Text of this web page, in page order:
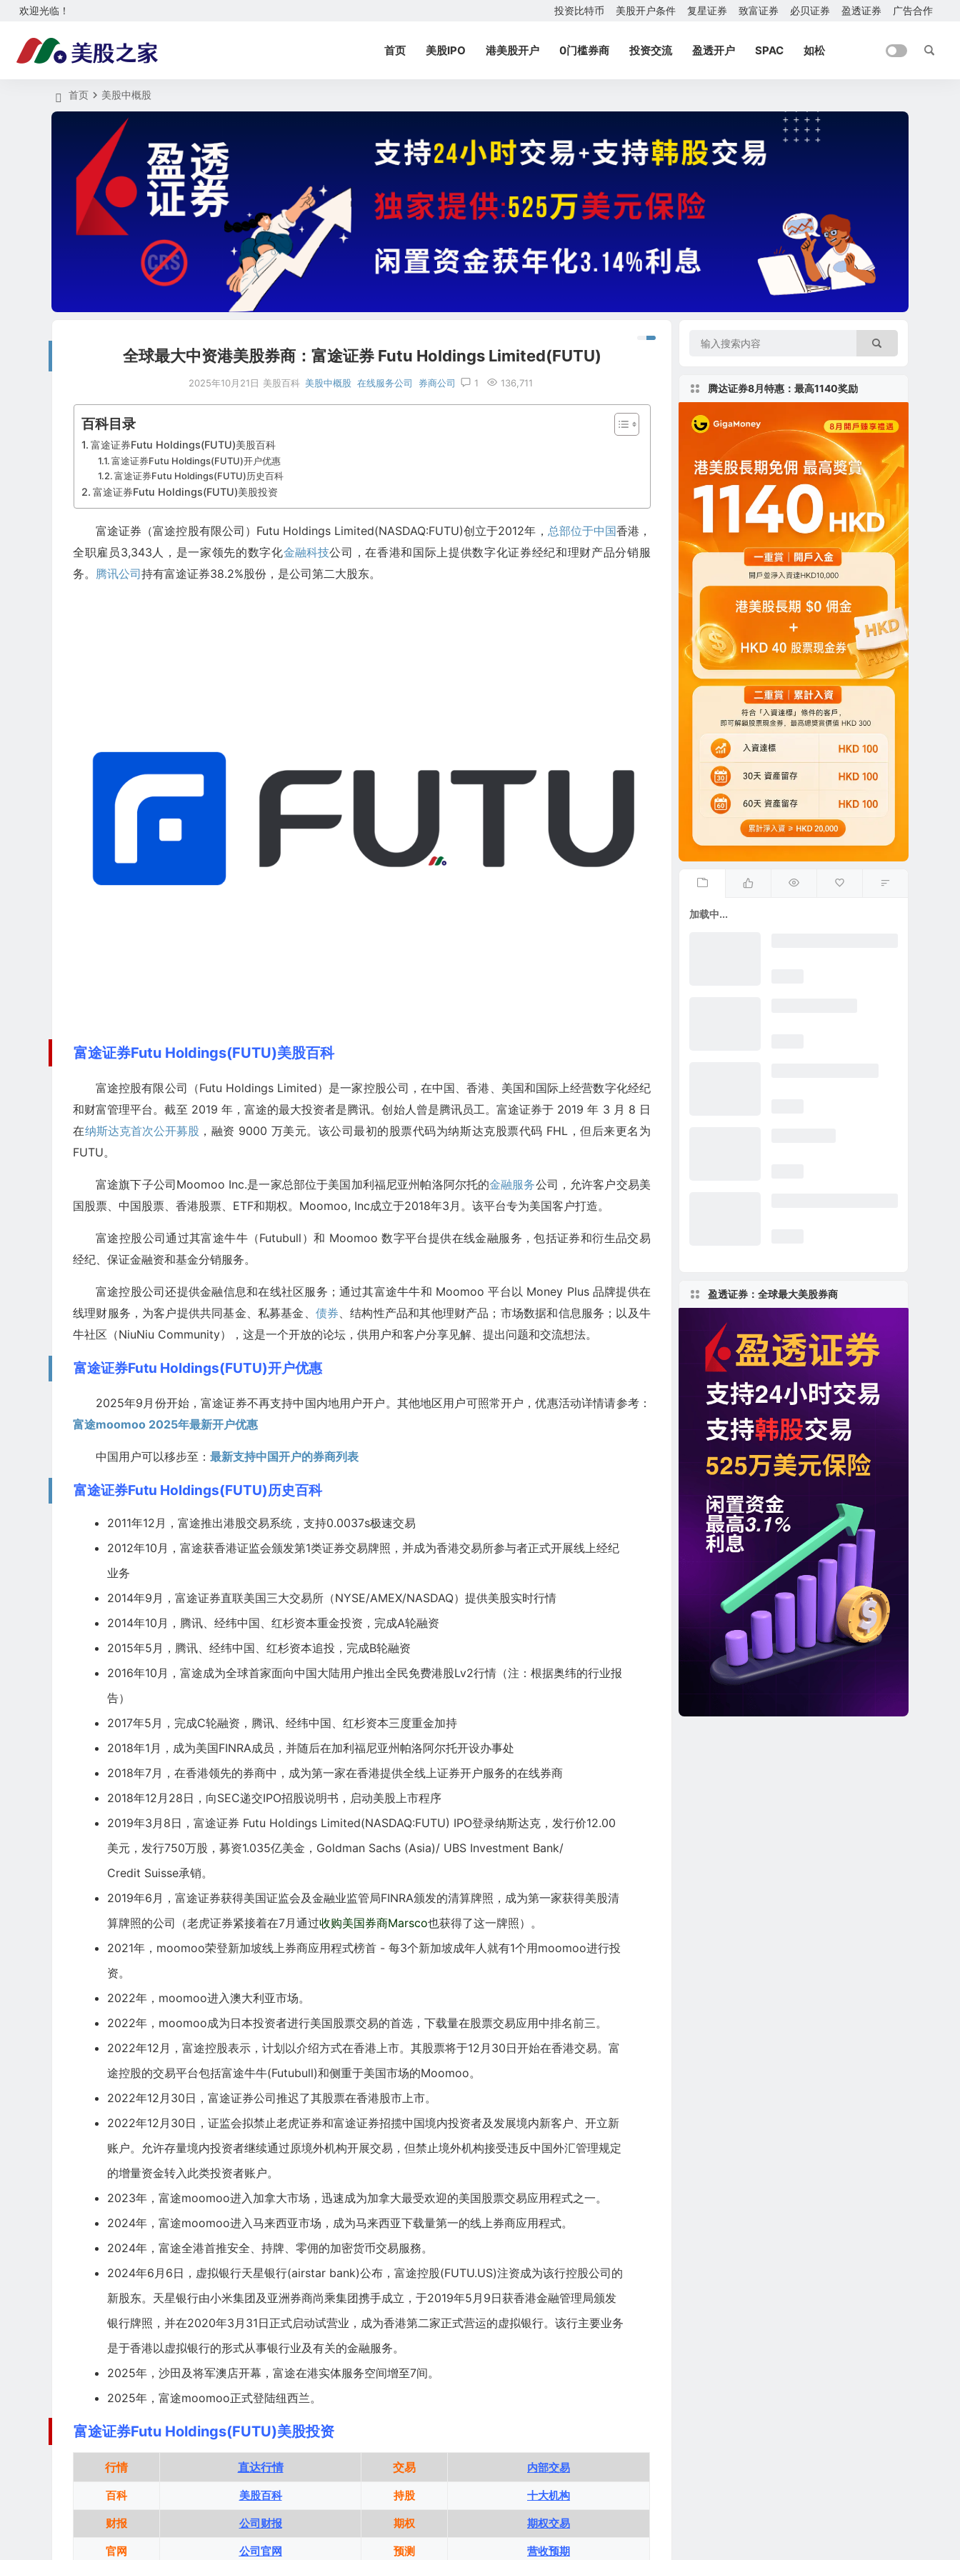
欢迎光临！ 投资比特币 美股开户条件 复星证券 致富证券 必贝证券 盈透证券 广告合作
首页 美股IPO 港美股开户 0门槛券商 投资交流 盈透开户 SPAC 如松
首页 美股中概股
全球最大中资港美股券商：富途证券 Futu Holdings Limited(FUTU)
2025年10月21日 美股百科 美股中概股 在线服务公司 券商公司 1 136,711
百科目录
富途证券Futu Holdings(FUTU)美股百科
富途证券Futu Holdings(FUTU)开户优惠
富途证券Futu Holdings(FUTU)历史百科
富途证券Futu Holdings(FUTU)美股投资
富途证券（富途控股有限公司）Futu Holdings Limited(NASDAQ:FUTU)创立于2012年， 总部位于中国香港，
全职雇员3,343人，是一家领先的数字化金融科技公司，在香港和国际上提供数字化证券经纪和理财产品分销服
务。 腾讯公司持有富途证券38.2%股份，是公司第二大股东。
富途证券Futu Holdings(FUTU)美股百科
富途控股有限公司（Futu Holdings Limited）是一家控股公司，在中国、香港、美国和国际上经营数字化经纪
和财富管理平台。截至 2019 年，富途的最大投资者是腾讯。创始人曾是腾讯员工。富途证券于 2019 年 3 月 8 日
在纳斯达克首次公开募股 ，融资 9000 万美元。该公司最初的股票代码为纳斯达克股票代码 FHL，但后来更名为
FUTU。
富途旗下子公司Moomoo Inc.是一家总部位于美国加利福尼亚州帕洛阿尔托的金融服务公司，允许客户交易美
国股票、中国股票、香港股票、ETF和期权。Moomoo, Inc成立于2018年3月。该平台专为美国客户打造。
富途控股公司通过其富途牛牛（Futubull）和 Moomoo 数字平台提供在线金融服务，包括证券和衍生品交易
经纪、保证金融资和基金分销服务。
富途控股公司还提供金融信息和在线社区服务；通过其富途牛牛和 Moomoo 平台以 Money Plus 品牌提供在
线理财服务，为客户提供共同基金、私募基金、 债券 、结构性产品和其他理财产品；市场数据和信息服务；以及牛
牛社区（NiuNiu Community），这是一个开放的论坛，供用户和客户分享见解、提出问题和交流想法。
富途证券Futu Holdings(FUTU)开户优惠
2025年9月份开始，富途证券不再支持中国内地用户开户。其他地区用户可照常开户，优惠活动详情请参考：
富途moomoo 2025年最新开户优惠
中国用户可以移步至： 最新支持中国开户的券商列表
富途证券Futu Holdings(FUTU)历史百科
2011年12月，富途推出港股交易系统，支持0.0037s极速交易
2012年10月，富途获香港证监会颁发第1类证券交易牌照，并成为香港交易所参与者正式开展线上经纪
业务
2014年9月，富途证券直联美国三大交易所（NYSE/AMEX/NASDAQ）提供美股实时行情
2014年10月， 腾讯 、经纬中国、 红杉资本重金投资，完成A轮融资
2015年5月，腾讯、经纬中国、 红杉资本追投，完成B轮融资
2016年10月，富途成为全球首家面向中国大陆用户推出全民免费港股Lv2行情（注：根据奥纬的行业报
告）
2017年5月，完成C轮融资，腾讯、经纬中国、 红杉资本三度重金加持
2018年1月，成为美国FINRA成员，并随后在加利福尼亚州帕洛阿尔托开设办事处
2018年7月，在香港领先的券商中，成为第一家在香港提供全线上证券开户服务的在线券商
2018年12月28日，向SEC递交IPO招股说明书，启动美股上市程序
2019年3月8日，富途证券 Futu Holdings Limited(NASDAQ:FUTU) IPO登录纳斯达克，发行价12.00
美元，发行750万股，募资1.035亿美金， Goldman Sachs (Asia)/ UBS Investment Bank/
Credit Suisse承销。
2019年6月，富途证券获得美国证监会及金融业监管局FINRA颁发的清算牌照，成为第一家获得美股清
算牌照的公司（老虎证券紧接着在7月通过收购美国券商Marsco也获得了这一牌照）。
2021年，moomoo荣登新加坡线上券商应用程式榜首 - 每3个新加坡成年人就有1个用moomoo进行投
资。
2022年，moomoo进入澳大利亚市场。
2022年，moomoo成为日本投资者进行美国股票交易的首选，下载量在股票交易应用中排名前三。
2022年12月，富途控股表示，计划以介绍方式在香港上市。其股票将于12月30日开始在香港交易。富
途控股的交易平台包括富途牛牛(Futubull)和侧重于美国市场的Moomoo。
2022年12月30日，富途证券公司推迟了其股票在香港股市上市。
2022年12月30日，证监会拟禁止老虎证券和富途证券招揽中国境内投资者及发展境内新客户、开立新
账户。允许存量境内投资者继续通过原境外机构开展交易，但禁止境外机构接受违反中国外汇管理规定
的增量资金转入此类投资者账户。
2023年，富途moomoo进入加拿大市场，迅速成为加拿大最受欢迎的美国股票交易应用程式之一。
2024年，富途moomoo进入马来西亚市场，成为马来西亚下载量第一的线上券商应用程式。
2024年，富途全港首推安全、持牌、零佣的加密货币交易服務。
2024年6月6日，虚拟银行天星银行(airstar bank)公布，富途控股(FUTU.US)注资成为该行控股公司的
新股东。天星银行由小米集团及亚洲券商尚乘集团携手成立，于2019年5月9日获香港金融管理局颁发
银行牌照，并在2020年3月31日正式启动试营业，成为香港第二家正式营运的虚拟银行。该行主要业务
是于香港以虚拟银行的形式从事银行业及有关的金融服务。
2025年，沙田及将军澳店开幕，富途在港实体服务空间增至7间。
2025年，富途moomoo正式登陆纽西兰。
富途证券Futu Holdings(FUTU)美股投资
行情 直达行情 交易 内部交易
百科 美股百科 持股 十大机构
财报 公司财报 期权 期权交易
官网 公司官网 预测 营收预期
腾达证券8月特惠：最高1140奖励
加载中...
盈透证券：全球最大美股券商